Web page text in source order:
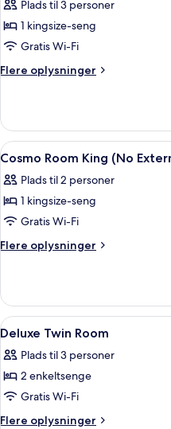
Junior-
suite
Plads til 3 personer
1 kingsize-seng
Gratis Wi-Fi
Flere oplysninger
Flere
suite
Indlæs
alle
billeder
af
Cosmo
Room
External
View)
4
Cosmo Room King (No
Plads til 2 personer
1 kingsize-seng
Gratis Wi-Fi
Flere oplysninger
Flere
Room
King
(No
View)
Indlæs
alle
billeder
af
Deluxe
Twin
5
Deluxe Twin Room
Plads til 3 personer
2 enkeltsenge
Gratis Wi-Fi
Flere oplysninger
Flere